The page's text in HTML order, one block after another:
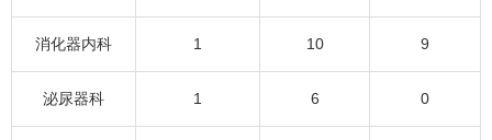
消化器内科 1 10 9
泌尿器科 1 6 0